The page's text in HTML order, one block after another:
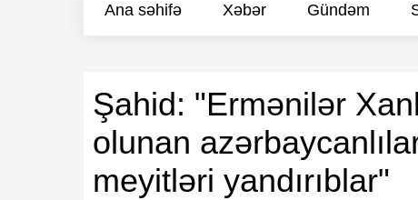
Ana səhifə Xəbər Gündəm
Şahid: "Ermənilər
olunan
meyitləri yandırıblar"